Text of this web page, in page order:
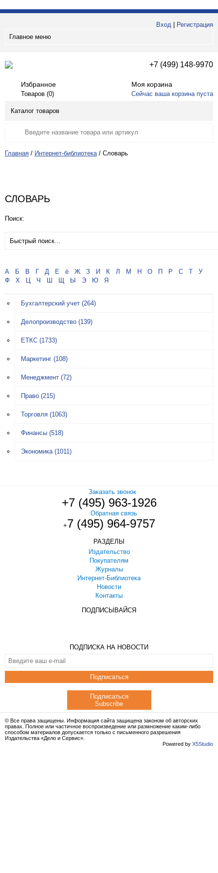
Вход
Регистрация
Главное меню
+7 (499) 148-9970
Избранное
Товаров (0)
Моя корзина
Сейчас ваша корзина пуста
Каталог товаров
Главная / Интернет-библиотека / Словарь
СЛОВАРЬ
Поиск:
А Б В Г Д Е ё Ж З И К Л М Н О П Р С Т
У
Ф
Х Ц Ч Ш Щ Ы Э Ю Я
Бухгалтерский учет (264)
Делопроизводство (139)
ЕТКС (1733)
Маркетинг (108)
Менеджмент (72)
Право (215)
Торговля (1063)
Финансы (518)
Экономика (1011)
Заказать звонок
+7 (495) 963-1926
Обратная связь
+7 (495) 964-9757
РАЗДЕЛЫ
Издательство
Покупателям
Журналы
Интернет-Библиотека
Новости
Контакты
ПОДПИСЫВАЙСЯ
ПОДПИСКА НА НОВОСТИ
Подписаться
Подписаться
Subscribe
© Все права защищены. Информация сайта защищена законом об авторских
правах. Полное или частичное воспроизведение или размножение каким-либо
способом материалов допускается только с письменного разрешения
Издательства «Дело и Сервис».
Powered by X5Studio